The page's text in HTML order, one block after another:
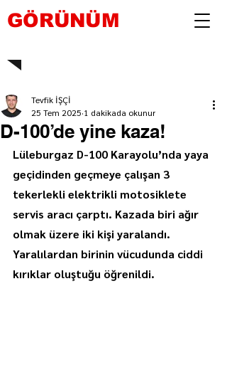
GÖRÜNÜM
D-100’de yine kaza!
Tevfik İŞÇİ
25 Tem 2025 1 dakikada okunur
Lüleburgaz D-100 Karayolu’nda yaya
geçidinden geçmeye çalışan 3
tekerlekli elektrikli motosiklete
servis aracı çarptı. Kazada biri ağır
olmak üzere iki kişi yaralandı.
Yaralılardan birinin vücudunda ciddi
kırıklar oluştuğu öğrenildi.